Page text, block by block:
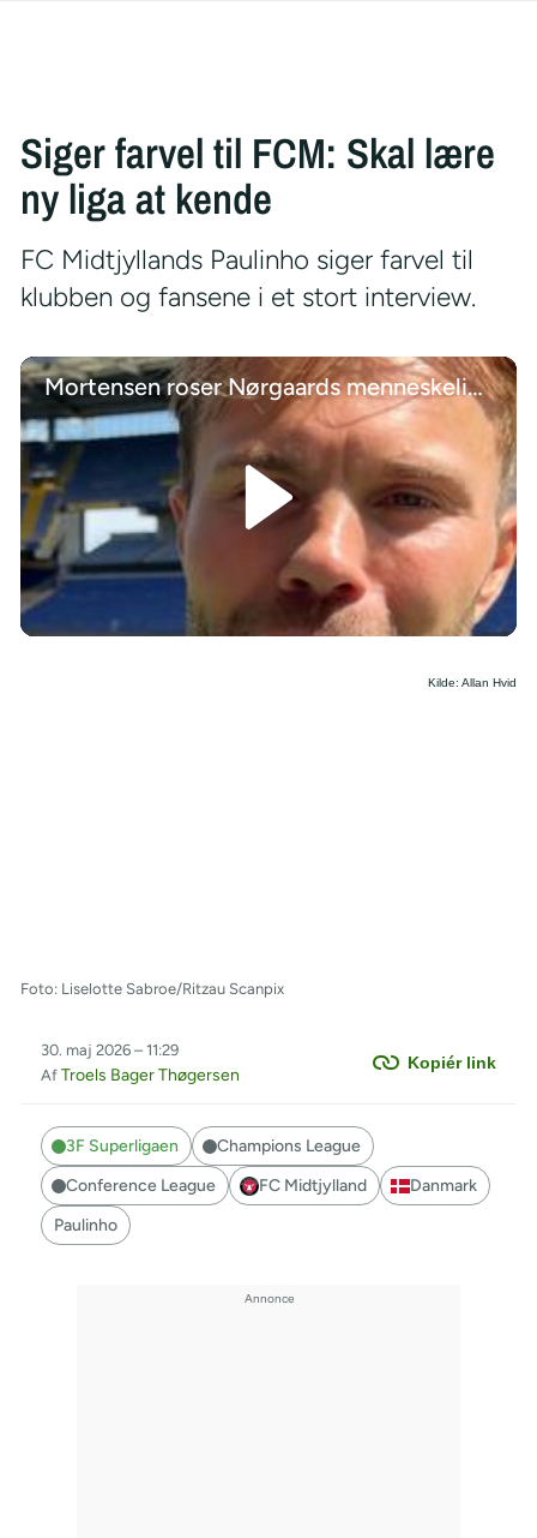
Siger farvel til FCM: Skal lære
ny liga at kende
FC Midtjyllands Paulinho siger farvel til
klubben og fansene i et stort interview.
Mortensen roser Nørgaards menneskelige evner
Kilde: Allan Hvid
Foto: Liselotte Sabroe/Ritzau Scanpix
Kopiér link
30. maj 2026 – 11:29
Af Troels Bager Thøgersen
3F Superligaen
FC Midtjylland
Champions League
Danmark
Conference League
Paulinho